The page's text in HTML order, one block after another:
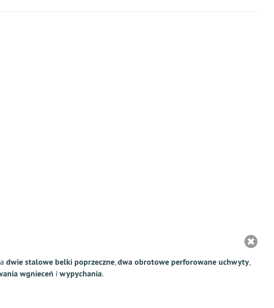
dwie stalowe belki poprzeczne,dwa obrotowe perforowane uchwyty,
wgnieceń i wypychania.